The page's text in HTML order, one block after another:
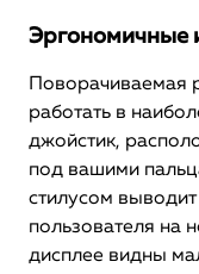
Эргономичные
Поворачиваемая
работать в
джойстик,
под вашими
стилусом
пользователя на
дисплее видны